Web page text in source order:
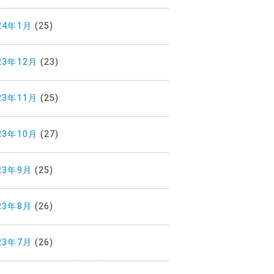
年1月 (25)
年12月 (23)
年11月 (25)
年10月 (27)
年9月 (25)
年8月 (26)
年7月 (26)